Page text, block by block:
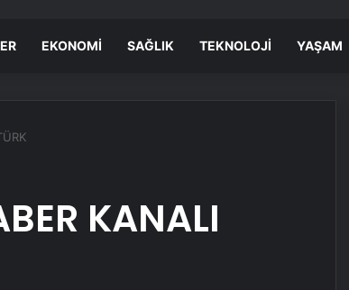
EKONOMI SAĞLIK TEKNOLOJI YAŞAM
KANALI